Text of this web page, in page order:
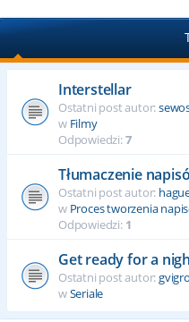
Interstellar
Ostatni post autor:
w Filmy
Odpowiedzi:7
Tłumaczenie
Ostatni post autor:
w Proces tworzenia
Odpowiedzi: 1
Get ready for a
Ostatni post autor:
wSeriale